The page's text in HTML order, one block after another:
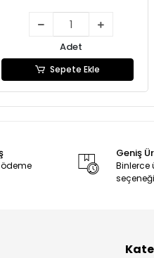
Adet
Sepete Ekle
Geniş
Binlerce
seçeneği